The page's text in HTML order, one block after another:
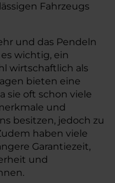
Fahrzeugs
und das Pendeln
wichtig, ein
wirtschaftlich als
bieten eine
sie oft schon viele
und
besitzen, jedoch zu
haben viele
Garantiezeit,
und